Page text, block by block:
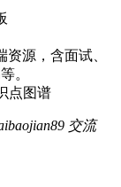
源，含面试、
。
点图谱
交流